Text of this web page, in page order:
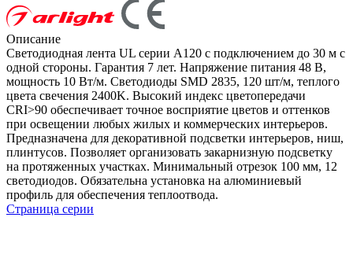
Описание
Светодиодная лента UL серии A120 с подключением до 30 м с
одной стороны. Гарантия 7 лет. Напряжение питания 48 В,
мощность 10 Вт/м. Светодиоды SMD 2835, 120 шт/м, теплого
цвета свечения 2400K. Высокий индекс цветопередачи
CRI>90 обеспечивает точное восприятие цветов и оттенков
при освещении любых жилых и коммерческих интерьеров.
Предназначена для декоративной подсветки интерьеров, ниш,
плинтусов. Позволяет организовать закарнизную подсветку
на протяженных участках. Минимальный отрезок 100 мм, 12
светодиодов. Обязательна установка на алюминиевый
профиль для обеспечения теплоотвода.
Страница серии